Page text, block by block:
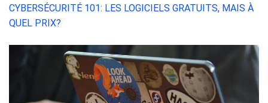
CYBERSÉCURITÉ 101: LES LOGICIELS GRATUITS, MAIS À
QUEL PRIX?